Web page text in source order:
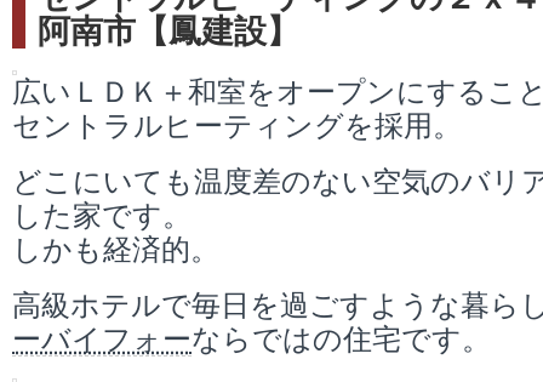
阿南市【鳳建設】
広いＬＤＫ＋和室をオープンにするこ
セントラルヒーティングを採用。
どこにいても温度差のない空気のバリ
した家です。
しかも経済的。
高級ホテルで毎日を過ごすような暮ら
ーバイフォーならではの住宅です。